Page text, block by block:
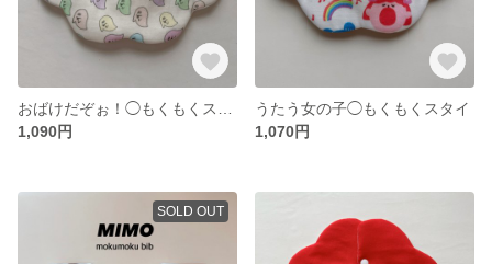
1,090円
うたう女の子◯もくもくスタイ
1,070円
SOLD OUT